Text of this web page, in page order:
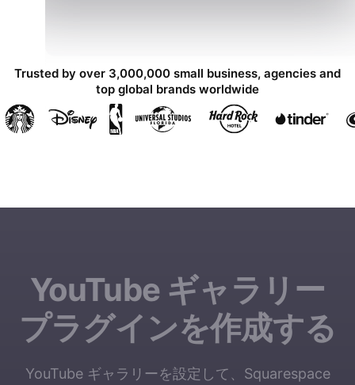
Trusted by over 3,000,000 small business, agencies and
top global brands worldwide
YouTube ギャラリー
プラグインを作成する
YouTube ギャラリーを設定して、Squarespace